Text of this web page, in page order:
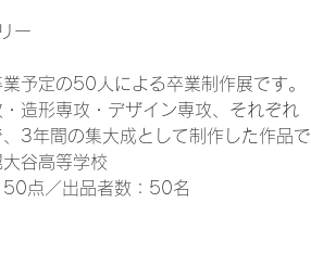
ー
予定の50人による卒業制作展です。
造形専攻・デザイン専攻、それぞれ
、3年間の集大成として制作した作品で
谷高等学校
50点／出品者数：50名